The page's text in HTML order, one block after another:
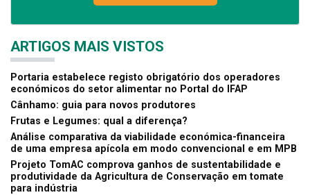
ARTIGOS MAIS VISTOS
Portaria estabelece registo obrigatório dos operadores
económicos do setor alimentar no Portal do IFAP
Cânhamo: guia para novos produtores
Frutas e Legumes: qual a diferença?
Análise comparativa da viabilidade económica-financeira
de uma empresa apícola em modo convencional e em MPB
Projeto TomAC comprova ganhos de sustentabilidade e
produtividade da Agricultura de Conservação em tomate
para indústria